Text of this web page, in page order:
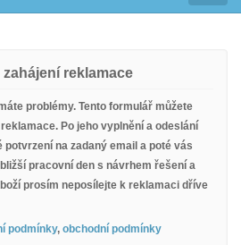
reklamace
problémy. Tento formulář můžete
Po jeho vyplnění a odeslání
na zadaný email a poté vás
pracovní den s návrhem řešení a
prosím neposílejte k reklamaci dříve
podmínky, obchodní podmínky